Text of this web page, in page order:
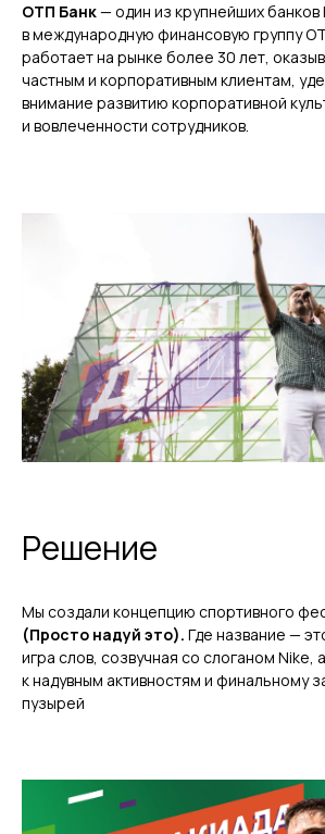
ОТП Банк— один из крупнейших банков
в международную финансовую группу
работает на рынке более 30 лет,
частным и корпоративным клиентам,
внимание развитию корпоративной
и вовлеченности сотрудников.
Решение
Мы создали концепцию спортивного
(Просто надуй это). Где название —
игра слов, созвучная со слоганом Nike,
к надувным активностям и финальному
пузырей